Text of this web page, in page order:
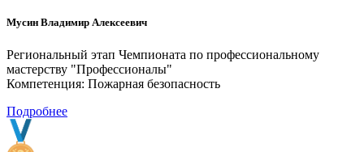
Мусин Владимир Алексеевич
Региональный этап Чемпионата по профессиональному
мастерству "Профессионалы"
Компетенция: Пожарная безопасность
Подробнее